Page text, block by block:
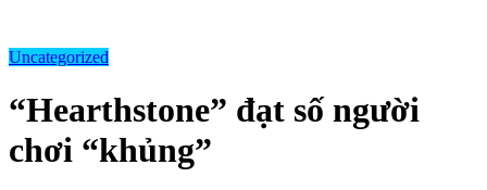
Uncategorized
“Hearthstone” đạt số người
chơi “khủng”